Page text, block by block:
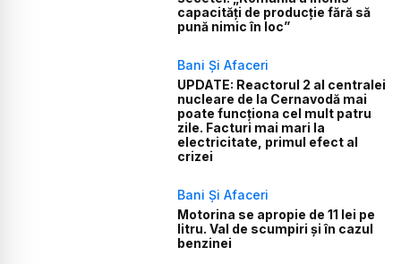
capacități de producție fără să
pună nimic în loc”
Bani Și Afaceri
UPDATE: Reactorul 2 al centralei
nucleare de la Cernavodă mai
poate funcționa cel mult patru
zile. Facturi mai mari la
electricitate, primul efect al
crizei
Bani Și Afaceri
Motorina se apropie de 11 lei pe
litru. Val de scumpiri și în cazul
benzinei